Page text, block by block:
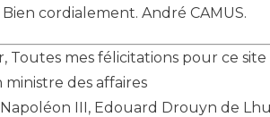
Bien cordialement. André CAMUS.
Toutes mes félicitations pour ce
ministre des affaires
III, Edouard Drouyn de